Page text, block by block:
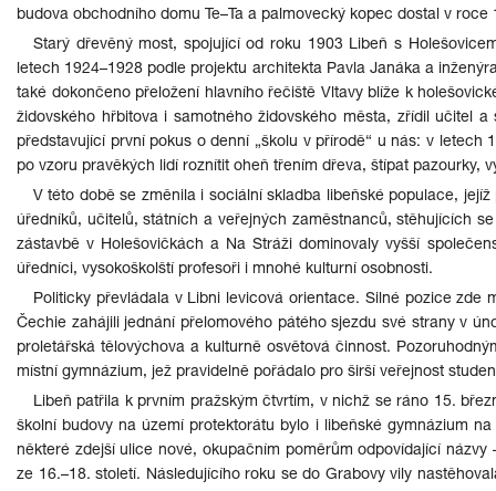
budova obchodního domu Te–Ta a palmovecký kopec dostal v
Starý dřevěný most, spojující od roku 1903 Libeň s
letech 1924–1928 podle projektu architekta Pavla Janáka a
také dokončeno přeložení hlavního řečiště Vltavy blíže k
židovského hřbitova i samotného židovského města, zřídil učitel
představující první pokus o denní „školu v přírodě“ u nás: v
po vzoru pravěkých lidí roznítit oheň třením dřeva, štípat pazourky,
V této době se změnila i sociální skladba libeňské populace,
úředníků, učitelů, státních a veřejných zaměstnanců, stěhujících
zástavbě v Holešovičkách a Na Stráži dominovaly vyšší
úředníci, vysokoškolští profesoři i mnohé kulturní osobnosti.
Politicky převládala v Libni levicová orientace. Silné pozice zde
Čechie zahájili jednání přelomového pátého sjezdu své strany v
proletářská tělovýchova a kulturně osvětová činnost.
místní gymnázium, jež pravidelně pořádalo pro širší veřejnost
Libeň patřila k prvním pražským čtvrtím, v nichž se ráno 15.
školní budovy na území protektorátu bylo i libeňské gymnázium
některé zdejší ulice nové, okupačním poměrům odpovídající
ze 16.–18. století. Následujícího roku se do Grabovy vily